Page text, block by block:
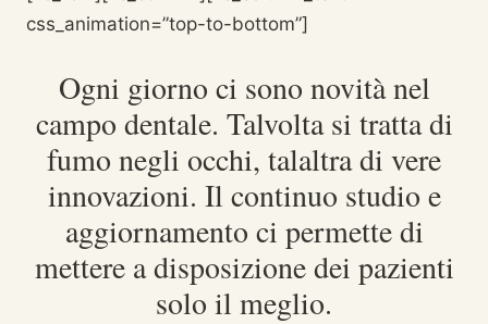
css_animation=”top-to-bottom”]
Ogni giorno ci sono novità nel
campo dentale. Talvolta si tratta di
fumo negli occhi, talaltra di vere
innovazioni. Il continuo studio e
aggiornamento ci permette di
mettere a disposizione dei pazienti
solo il meglio.